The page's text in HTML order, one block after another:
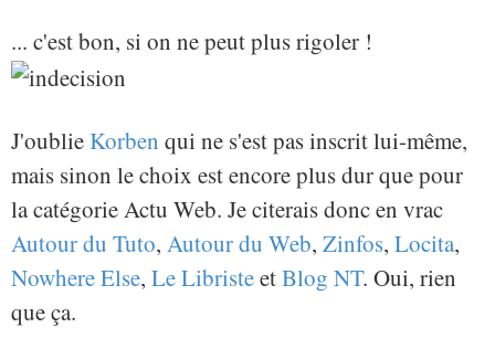
... c'est bon, si on ne peut plus rigoler !
J'oublieKorben qui ne s'est pas inscrit lui-même,
mais sinon le choix est encore plus dur que pour
la catégorie Actu Web. Je citerais donc en vrac
Autour du Tuto, Autour du Web, Zinfos, Locita,
Nowhere Else, Le LibristeetBlog NT. Oui, rien
que ça.